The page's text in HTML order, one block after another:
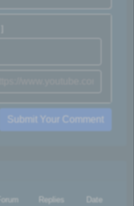
Submit Your Comment
Forum Replies Date